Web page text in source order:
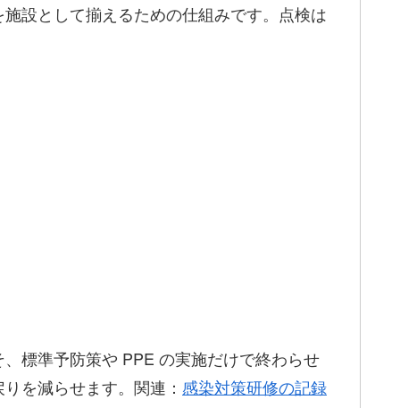
施設として揃えるための仕組みです。点検は
標準予防策や PPE の実施だけで終わらせ
を減らせます。関連： 感染対策研修の記録